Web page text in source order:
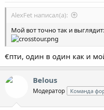
AlexFet написал(а):
Мой вот точно так и выглядит:
€пти, один в один как и
Belous
Модератор Команда